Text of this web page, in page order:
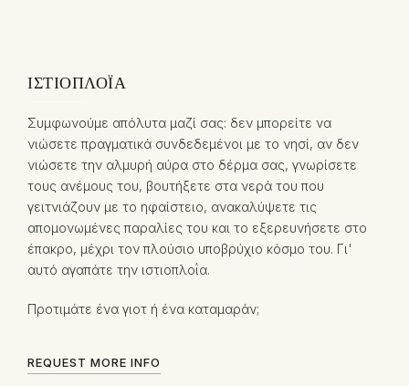
ΙΣΤΙΟΠΛΟΪ́Α
Συμφωνούμε απόλυτα μαζί σας: δεν μπορείτε να
νιώσετε πραγματικά συνδεδεμένοι με το νησί, αν δεν
νιώσετε την αλμυρή αύρα στο δέρμα σας, γνωρίσετε
τους ανέμους του, βουτήξετε στα νερά του που
γειτνιάζουν με το ηφαίστειο, ανακαλύψετε τις
απομονωμένες παραλίες του και το εξερευνήσετε στο
έπακρο, μέχρι τον πλούσιο υποβρύχιο κόσμο του. Γι'
αυτό αγαπάτε την ιστιοπλοΐα.
Προτιμάτε ένα γιοτ ή ένα καταμαράν;
REQUEST MORE INFO